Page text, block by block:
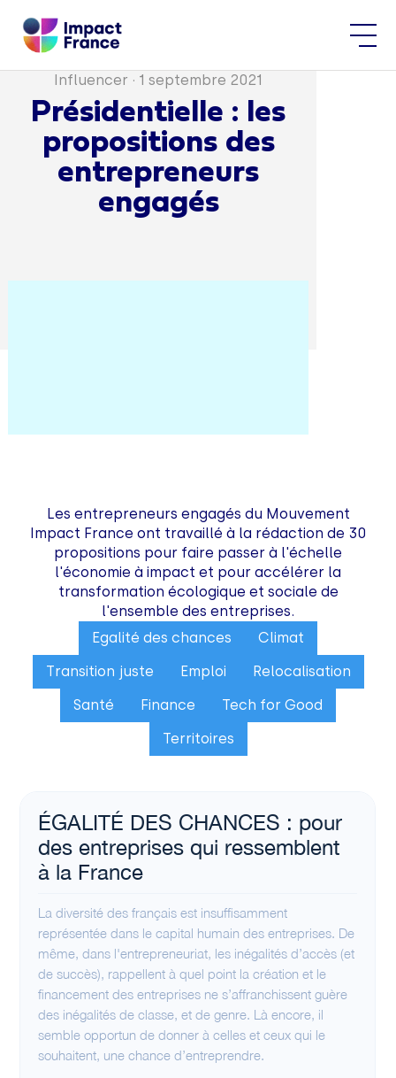
Influencer · 1 septembre 2021
Présidentielle : les
propositions des
entrepreneurs
engagés
Les entrepreneurs engagés du Mouvement
Impact France ont travaillé à la rédaction de 30
propositions pour faire passer à l'échelle
l'économie à impact et pour accélérer la
transformation écologique et sociale de
l'ensemble des entreprises.
Egalité des chances
Climat
Transition juste
Emploi
Relocalisation
Santé
Finance
Tech for Good
Territoires